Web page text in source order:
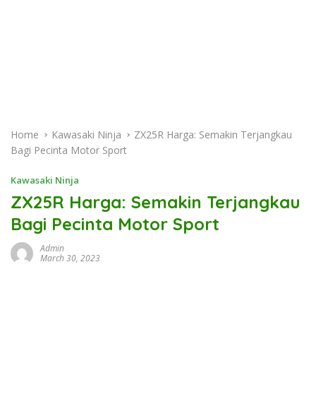
Home Kawasaki Ninja
ZX25R Harga: Semakin Terjangkau
Bagi Pecinta Motor Sport
Kawasaki Ninja
ZX25R Harga: Semakin Terjangkau
Bagi Pecinta Motor Sport
Admin
March 30, 2023